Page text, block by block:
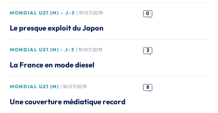
MONDIAL U21 (M) – J-3 | 19/07/2019 0
Le presque exploit du Japon
MONDIAL U21 (M) - J-3 | 19/07/2019 3
La France en mode diesel
MONDIAL U21 (M) | 18/07/2019 8
Une couverture médiatique record